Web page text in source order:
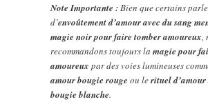
Note Importante :Bien que certains
d’envoûtement d’amour avec du sang
magie noir pour faire tomber amoureux,
recommandons toujours lamagie pour
amoureux par des voies lumineuses
amour bougie rouge ou lerituel d’amour
bougie blanche.